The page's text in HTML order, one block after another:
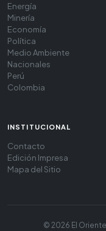
Energía
Minería
Economía
Política
Medio Ambiente
Nacionales
Perú
Colombia
INSTITUCIONAL
Contacto
Edición Impresa
Mapa del Sitio
© 2026 El